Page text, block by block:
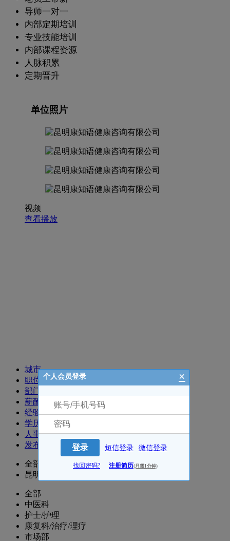
导师一对一
内部定期培训
专业技能培训
内部课程资源
人脉积累
定期晋升
单位照片
视频
查看播放
城市
职位
部门
薪酬
经验
学历
人事
发布时间
全部
昆明
全部
中医科
护士/护理
康复科/治疗/理疗
市场部
个人会员登录 ×
登录 短信登录 微信登录
找回密码? 注册简历(只需1分钟)